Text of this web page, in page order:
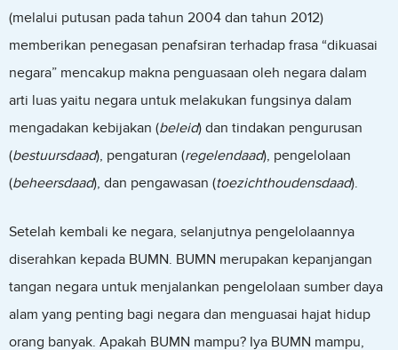
(melalui putusan pada tahun 2004 dan tahun 2012)
memberikan penegasan penafsiran terhadap frasa “dikuasai
negara” mencakup makna penguasaan oleh negara dalam
arti luas yaitu negara untuk melakukan fungsinya dalam
mengadakan kebijakan (beleid) dan tindakan pengurusan
(bestuursdaad), pengaturan (regelendaad), pengelolaan
(beheersdaad), dan pengawasan (toezichthoudensdaad).
Setelah kembali ke negara, selanjutnya pengelolaannya
diserahkan kepada BUMN. BUMN merupakan kepanjangan
tangan negara untuk menjalankan pengelolaan sumber daya
alam yang penting bagi negara dan menguasai hajat hidup
orang banyak. Apakah BUMN mampu? Iya BUMN mampu,